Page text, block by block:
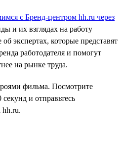
с Бренд-центром hh.ru через
и их взглядах на работу
экспертах, которые представят
работодателя и помогут
на рынке труда.
фильма. Посмотрите
и отправьтесь
hh.ru.